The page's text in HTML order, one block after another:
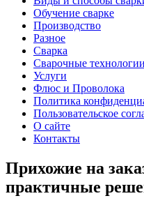
Обучение сварке
Производство
Разное
Сварка
Сварочные технологии
Услуги
Флюс и Проволока
Политика
Пользовательское
О сайте
Контакты
Прихожие на
практичные